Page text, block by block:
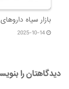
بازار سیاه
2025-10-14
دیدگاهتان را